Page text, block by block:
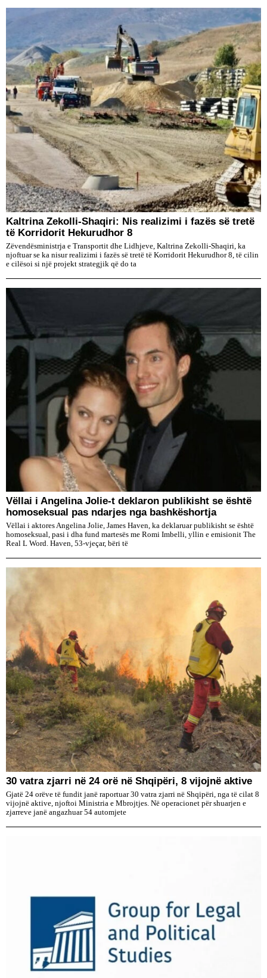
Kaltrina Zekolli-Shaqiri: Nis realizimi i fazës së tretë
të Korridorit Hekurudhor 8
Zëvendësministrja e Transportit dhe Lidhjeve, Kaltrina Zekolli-Shaqiri, ka
njoftuar se ka nisur realizimi i fazës së tretë të Korridorit Hekurudhor 8, të cilin
e cilësoi si një projekt strategjik që do ta
​Vëllai i Angelina Jolie-t deklaron publikisht se është
homoseksual pas ndarjes nga bashkëshortja
Vëllai i aktores Angelina Jolie, James Haven, ka deklaruar publikisht se është
homoseksual, pasi i dha fund martesës me Romi Imbelli, yllin e emisionit The
Real L Word. Haven, 53-vjeçar, bëri të
30 vatra zjarri në 24 orë në Shqipëri, 8 vijojnë aktive
Gjatë 24 orëve të fundit janë raportuar 30 vatra zjarri në Shqipëri, nga të cilat 8
vijojnë aktive, njoftoi Ministria e Mbrojtjes. Në operacionet për shuarjen e
zjarreve janë angazhuar 54 automjete